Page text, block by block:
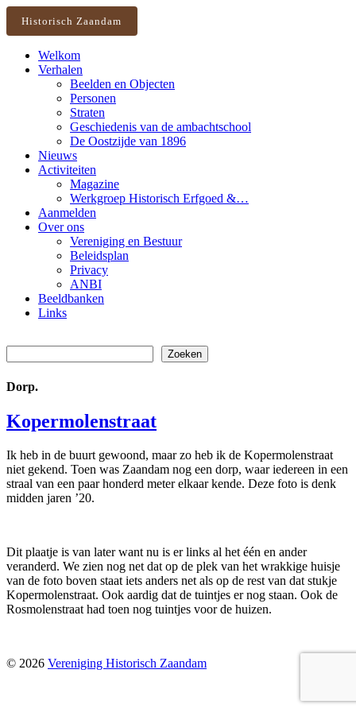
Historisch Zaandam
Welkom
Verhalen
Beelden en Objecten
Personen
Straten
Geschiedenis van de ambachtschool
De Oostzijde van 1896
Nieuws
Activiteiten
Magazine
Werkgroep Historisch Erfgoed &…
Aanmelden
Over ons
Vereniging en Bestuur
Beleidsplan
Privacy
ANBI
Beeldbanken
Links
Zoeken
Dorp.
Kopermolenstraat
Ik heb in de buurt gewoond, maar zo heb ik de Kopermolenstraat
niet gekend. Toen was Zaandam nog een dorp, waar iedereen in een
straal van een paar honderd meter elkaar kende. Deze foto is denk
midden jaren ’20.
Dit plaatje is van later want nu is er links al het één en ander
veranderd. We zien nog net dat op de plek van het wrakkige huisje
van de foto boven staat iets anders net als op de rest van dat stukje
Kopermolenstraat. Ook aardig dat de tuintjes er nog staan. Ook de
Rosmolenstraat had toen nog tuintjes voor de huizen.
© 2026 Vereniging Historisch Zaandam